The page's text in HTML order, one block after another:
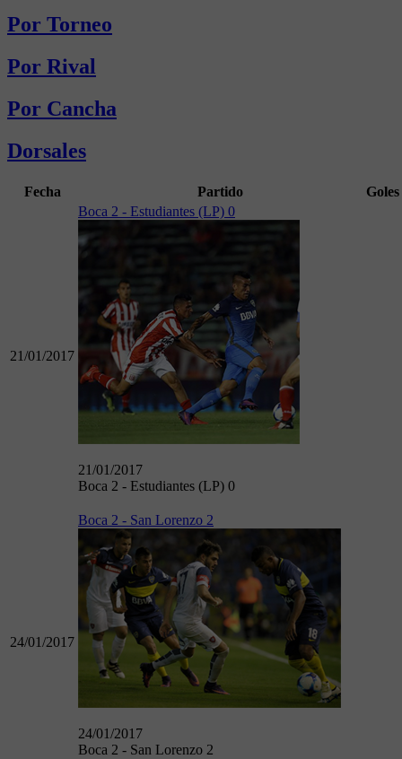
Por Torneo
Por Rival
Por Cancha
Dorsales
Fecha Partido Goles
21/01/2017
Boca 2 - Estudiantes (LP) 0
21/01/2017
Boca 2 - Estudiantes (LP) 0
24/01/2017
Boca 2 - San Lorenzo 2
24/01/2017
Boca 2 - San Lorenzo 2